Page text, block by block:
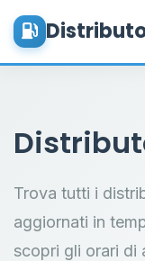
Trova tutti i
aggiornati in
scopri gli orari di